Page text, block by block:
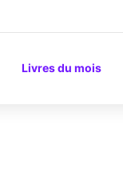
Livres du mois